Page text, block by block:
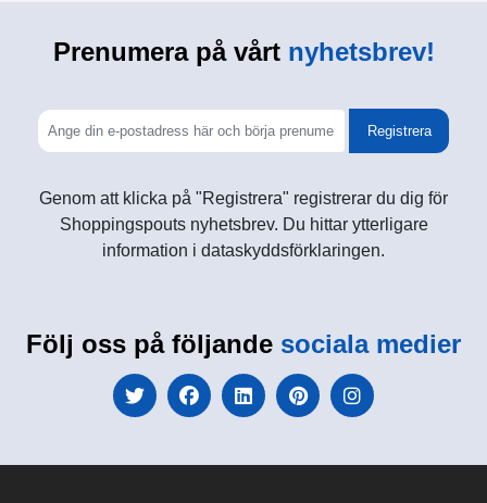
Prenumera på vårtnyhetsbrev!
Registrera
Genom att klicka på "Registrera" registrerar du dig för
Shoppingspouts nyhetsbrev. Du hittar ytterligare
information i dataskyddsförklaringen.
Följ oss på följande sociala medier